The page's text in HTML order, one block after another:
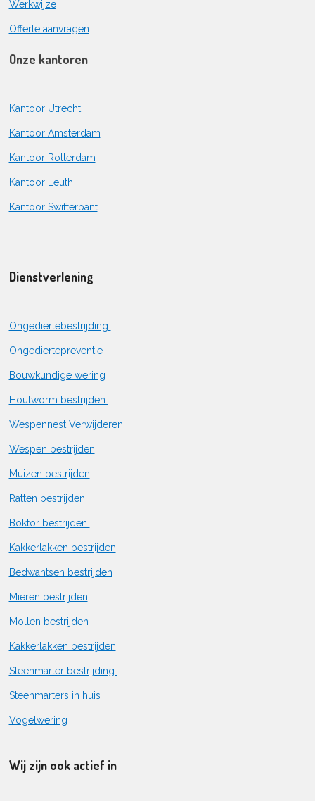
Werkwijze
Offerte aanvragen
Onze kantoren
Kantoor Utrecht
Kantoor Amsterdam
Kantoor Rotterdam
Kantoor Leuth
Kantoor Swifterbant
Dienstverlening
Ongediertebestrijding
Ongediertepreventie
Bouwkundige wering
Houtworm bestrijden
Wespennest Verwijderen
Wespen bestrijden
Muizen bestrijden
Ratten bestrijden
Boktor bestrijden
Kakkerlakken bestrijden
Bedwantsen bestrijden
Mieren bestrijden
Mollen bestrijden
Kakkerlakken bestrijden
Steenmarter bestrijding
Steenmarters in huis
Vogelwering
Wij zijn ook actief in